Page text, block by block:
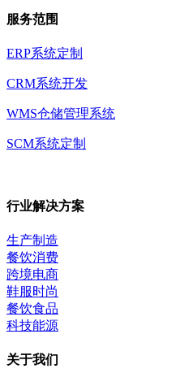
服务范围
ERP系统定制
CRM系统开发
WMS仓储管理系统
SCM系统定制
行业解决方案
生产制造
餐饮消费
跨境电商
鞋服时尚
餐饮食品
科技能源
关于我们